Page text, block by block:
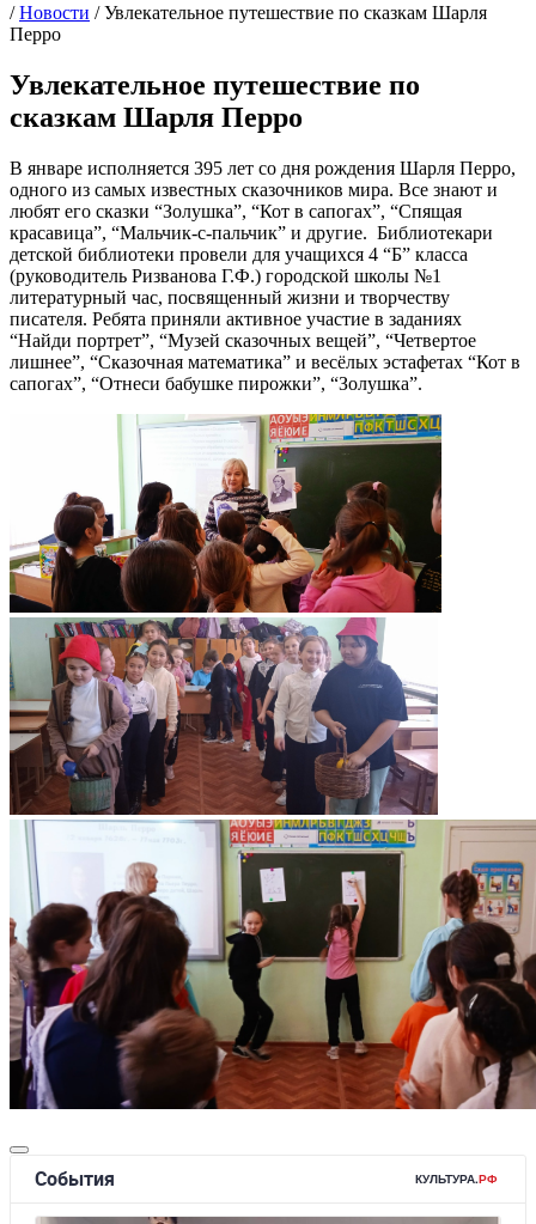
/Новости /Увлекательное путешествие по сказкам Шарля
Перро
Увлекательное путешествие по
сказкам Шарля Перро
В январе исполняется 395 лет со дня рождения Шарля Перро,
одного из самых известных сказочников мира. Все знают и
любят его сказки “Золушка”, “Кот в сапогах”, “Спящая
красавица”, “Мальчик-с-пальчик” и другие. Библиотекари
детской библиотеки провели для учащихся 4 “Б” класса
(руководитель Ризванова Г.Ф.) городской школы №1
литературный час, посвященный жизни и творчеству
писателя. Ребята приняли активное участие в заданиях
“Найди портрет”, “Музей сказочных вещей”, “Четвертое
лишнее”, “Сказочная математика” и весёлых эстафетах “Кот в
сапогах”, “Отнеси бабушке пирожки”, “Золушка”.